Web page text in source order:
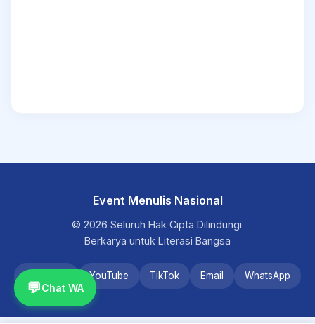
Event Menulis Nasional
© 2026 Seluruh Hak Cipta Dilindungi.
Berkarya untuk Literasi Bangsa
YouTube TikTok Email WhatsApp
💬Chat WA